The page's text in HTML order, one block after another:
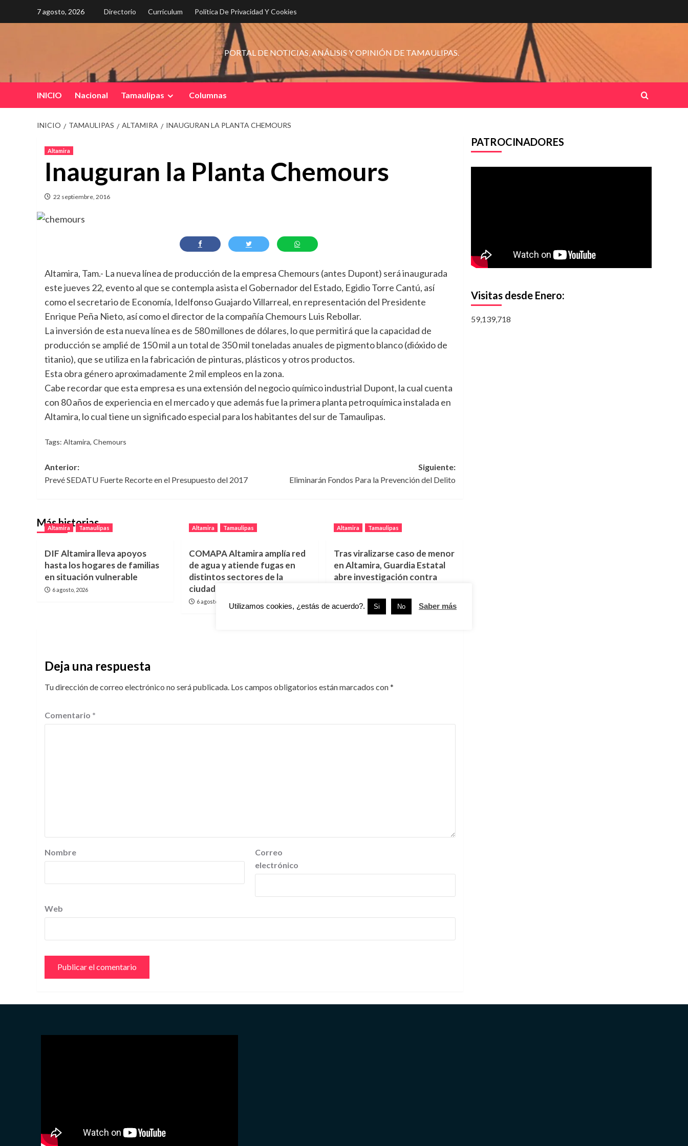
7 agosto, 2026 Directorio Curriculum Política De Privacidad Y Cookies
PORTAL DE NOTICIAS, ANÁLISIS Y OPINIÓN DE TAMAULIPAS.
INICIO Nacional Tamaulipas Columnas
INICIO TAMAULIPAS ALTAMIRA INAUGURAN LA PLANTA CHEMOURS
Altamira
Inauguran la Planta Chemours
22 septiembre, 2016
Altamira, Tam.- La nueva línea de producción de la empresa Chemours (antes Dupont) será inaugurada
este jueves 22, evento al que se contempla asista el Gobernador del Estado, Egidio Torre Cantú, así
como el secretario de Economía, Idelfonso Guajardo Villarreal, en representación del Presidente
Enrique Peña Nieto, así como el director de la compañía Chemours Luis Rebollar.
La inversión de esta nueva línea es de 580 millones de dólares, lo que permitirá que la capacidad de
producción se amplié de 150 mil a un total de 350 mil toneladas anuales de pigmento blanco (dióxido de
titanio), que se utiliza en la fabricación de pinturas, plásticos y otros productos.
Esta obra género aproximadamente 2 mil empleos en la zona.
Cabe recordar que esta empresa es una extensión del negocio químico industrial Dupont, la cual cuenta
con 80 años de experiencia en el mercado y que además fue la primera planta petroquímica instalada en
Altamira, lo cual tiene un significado especial para los habitantes del sur de Tamaulipas.
Tags: Altamira, Chemours
Navegación
de
Anterior:
Prevé SEDATU Fuerte Recorte en el Presupuesto del 2017
Siguiente:
Eliminarán Fondos Para la Prevención del Delito
Más historias
Altamira Tamaulipas
DIF Altamira lleva apoyos
hasta los hogares de familias
en situación vulnerable
6 agosto, 2026
Altamira Tamaulipas
COMAPA Altamira amplía red
de agua y atiende fugas en
distintos sectores de la
ciudad
6 agosto, 2026
Altamira Tamaulipas
Tras viralizarse caso de menor
en Altamira, Guardia Estatal
abre investigación contra
Deja una respuesta
Tu dirección de correo electrónico no será publicada. Los campos obligatorios están marcados con*
Comentario *
Nombre
Correo
electrónico
Web
PATROCINADORES
Visitas desde Enero:
59,139,718
Utilizamos cookies, ¿estás de acuerdo?. Si No Saber más